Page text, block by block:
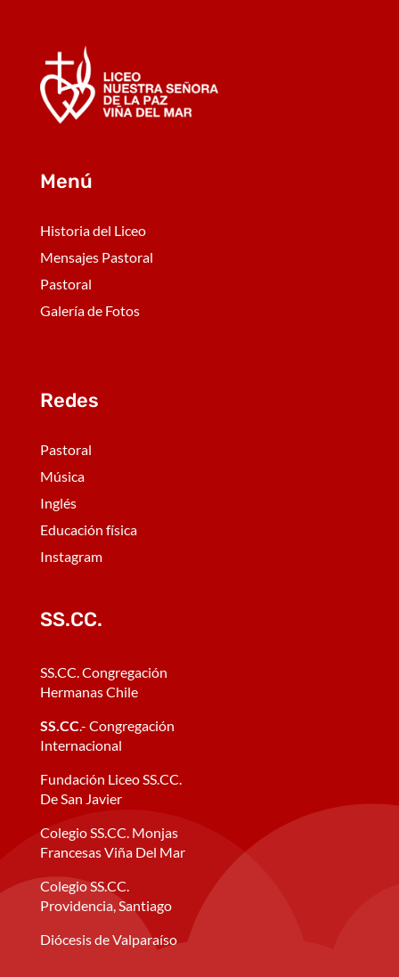
Menú
Historia del Liceo
Mensajes Pastoral
Pastoral
Galería de Fotos
Redes
Pastoral
Música
Inglés
Educación física
Instagram
SS.CC.
SS.CC. Congregación
Hermanas Chile
SS.CC.- Congregación
Internacional
Fundación Liceo SS.CC.
De San Javier
Colegio SS.CC. Monjas
Francesas Viña Del Mar
Colegio SS.CC.
Providencia, Santiago
Diócesis de Valparaíso